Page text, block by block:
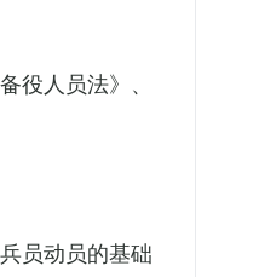
役人员法》、
员动员的基础